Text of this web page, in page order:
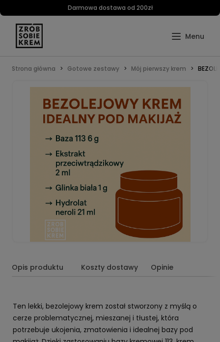
Darmowa dostawa od 200zł
Strona główna Gotowe zestawy Mój pierwszy krem
Opis produktu Koszty dostawy Opinie
Ten lekki, bezolejowy krem został stworzony z myślą o
cerze problematycznej, mieszanej i tłustej, która
potrzebuje ukojenia, zmatowienia i idealnej bazy pod